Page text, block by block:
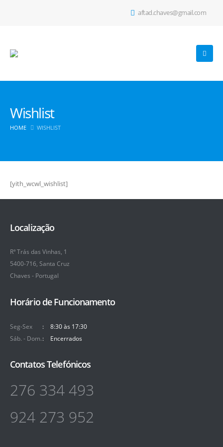
aftad.chaves@gmail.com
Wishlist
HOME WISHLIST
[yith_wcwl_wishlist]
Localização
Rª Trás das Vinhas, 1
5400-716, Santa Cruz
Chaves - Portugal
Horário de Funcionamento
Seg-Sex
8:30 às 17:30
Sáb. - Dom.
Encerrados
Contatos Telefónicos
276 334 493
924 273 952